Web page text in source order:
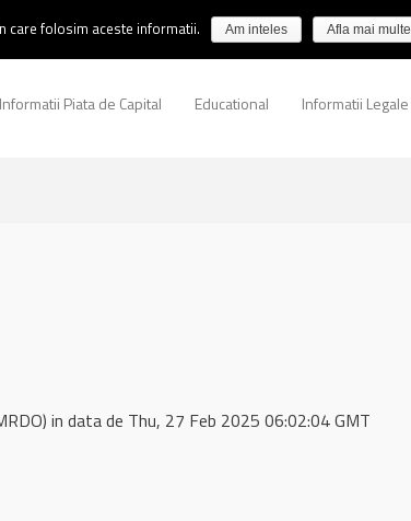
Informatii Piata de Capital Educational Informatii Legale
in data de Thu, 27 Feb 2025 06:02:04 GMT
care folosim aceste informatii. Am inteles Afla mai multe